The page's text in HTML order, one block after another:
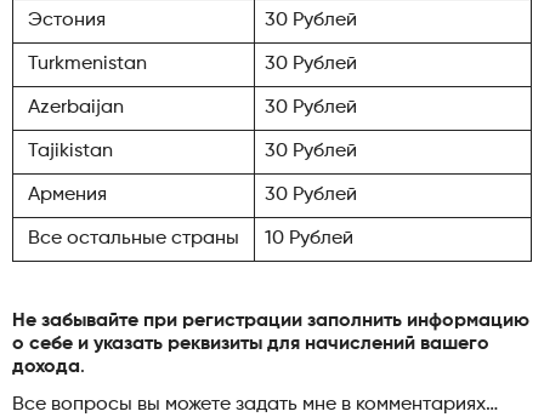
Эстония 30 Рублей
Turkmenistan 30 Рублей
Azerbaijan 30 Рублей
Tajikistan 30 Рублей
Армения 30 Рублей
Все остальные страны 10 Рублей
Не забывайте при регистрации заполнить информацию
о себе и указать реквизиты для начислений вашего
дохода.
Все вопросы вы можете задать мне в комментариях…